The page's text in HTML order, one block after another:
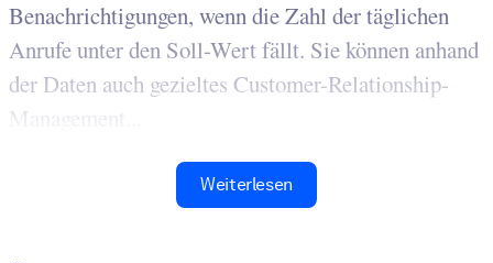
Benachrichtigungen, wenn die Zahl der täglichen
Anrufe unter den Soll-Wert fällt. Sie können anhand
der Daten auch gezieltes Customer-Relationship-
Management...
Weiterlesen